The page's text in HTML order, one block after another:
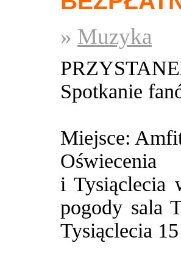
» Muzyka
Spotkanie
Miejsce:
Oświecenia
i Tysiąclecia
pogody sala
Tysiąclecia 15